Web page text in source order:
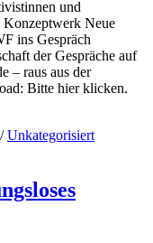
und
Neue
ins Gespräch
der Gespräche auf
– raus aus der
Bitte hier klicken.
/Unkategorisiert